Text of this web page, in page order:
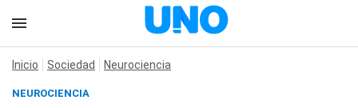
Inicio Sociedad Neurociencia
NEUROCIENCIA